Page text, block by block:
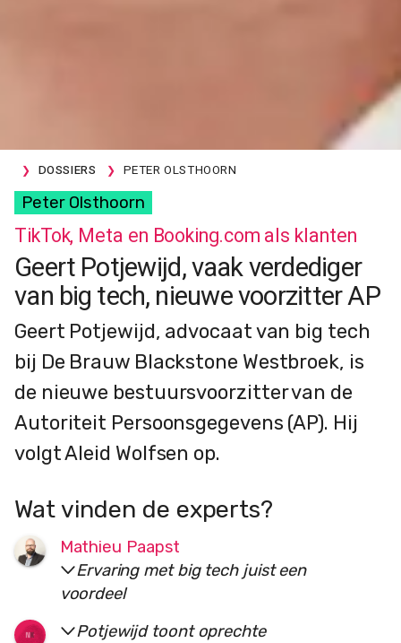
DOSSIERS PETER OLSTHOORN
Peter Olsthoorn
TikTok, Meta en Booking.com als klanten
Geert Potjewijd, vaak verdediger
van big tech, nieuwe voorzitter AP
Geert Potjewijd, advocaat van big tech
bij De Brauw Blackstone Westbroek, is
de nieuwe bestuursvoorzitter van de
Autoriteit Persoonsgegevens (AP). Hij
volgt Aleid Wolfsen op.
Wat vinden de experts?
Mathieu Paapst
Ervaring met big tech juist een
voordeel
Potjewijd toont oprechte